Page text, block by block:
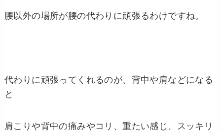
腰以外の場所が腰の代わりに頑張るわけですね。
代わりに頑張ってくれるのが、背中や肩などになる
と
肩こりや背中の痛みやコリ、重たい感じ、スッキリ